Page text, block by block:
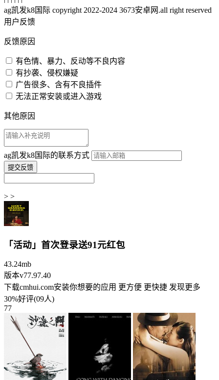
ag凯发k8国际 copyright 2022-2024 3673安卓网.all right reserved
用户反馈
反馈原因
有色情、暴力、反动等不良内容
有抄袭、侵权嫌疑
广告很多、含有不良插件
无法正常安装或进入游戏
其他原因
ag凯发k8国际的联系方式
> >
「活动」首次登录送91元红包
43.24mb
版本v77.97.40
下载cmhui.com安装你想要的应用 更方便 更快捷 发现更多
30%好评(09人)
77